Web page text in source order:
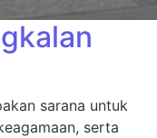
sarana untuk
serta